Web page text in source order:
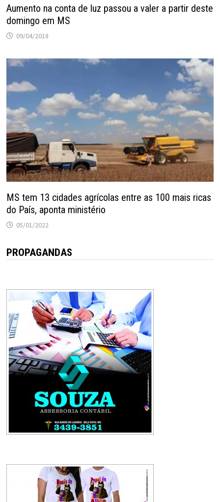
Aumento na conta de luz passou a valer a partir deste
domingo em MS
09/04/2018
MS tem 13 cidades agrícolas entre as 100 mais ricas
do País, aponta ministério
05/01/2022
PROPAGANDAS